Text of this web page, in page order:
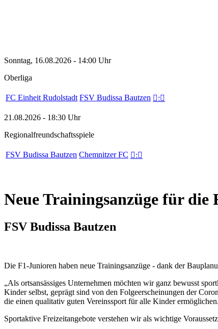
Sonntag, 16.08.2026 - 14:00 Uhr
Oberliga
FC Einheit Rudolstadt FSV Budissa Bautzen :
21.08.2026 - 18:30 Uhr
Regionalfreundschaftsspiele
FSV Budissa Bautzen Chemnitzer FC :
Neue Trainingsanzüge für die
FSV Budissa Bautzen
Die F1-Junioren haben neue Trainingsanzüge - dank der
„Als ortsansässiges Unternehmen möchten wir ganz bewusst
Kinder selbst, geprägt sind von den Folgeerscheinungen der
die einen qualitativ guten Vereinssport für alle Kinder ermöglichen.
Sportaktive Freizeitangebote verstehen wir als wichtige